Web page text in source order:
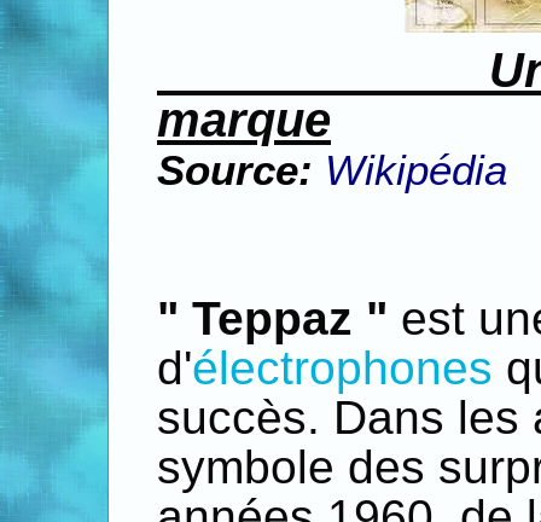
Un peu
marque
Source: Wikipédia
" Teppaz " est
d'électrophones
succès. Dans les
symbole des